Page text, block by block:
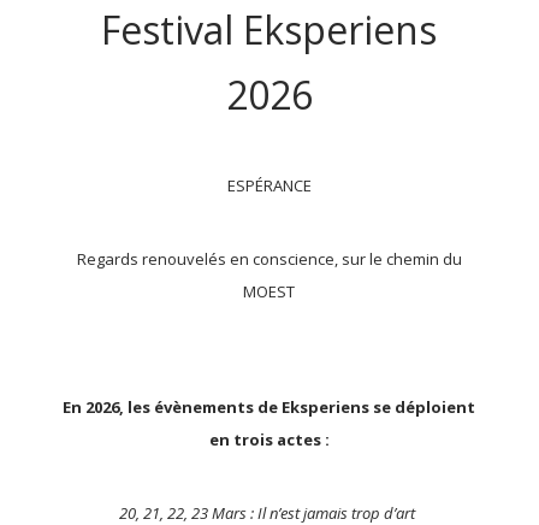
Festival Eksperiens
2026
ESPÉRANCE
Regards renouvelés en conscience, sur le chemin du
MOEST
En 2026, les évènements de Eksperiens se déploient
en trois actes :
20, 21, 22, 23 Mars : Il n’est jamais trop d’art